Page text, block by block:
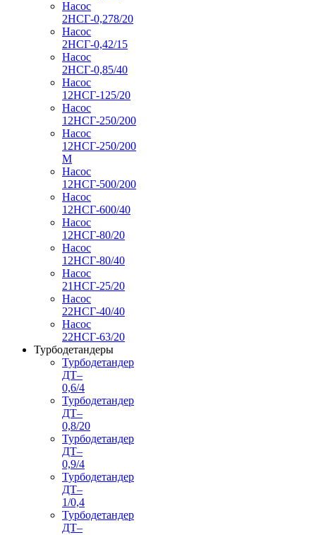
Насос
2НСГ-0,278/20
Насос
2НСГ-0,42/15
Насос
2НСГ-0,85/40
Насос
12НСГ-125/20
Насос
12НСГ-250/200
Насос
12НСГ-250/200
М
Насос
12НСГ-500/200
Насос
12НСГ-600/40
Насос
12НСГ-80/20
Насос
12НСГ-80/40
Насос
21НСГ-25/20
Насос
22НСГ-40/40
Насос
22НСГ-63/20
Турбодетандеры
Турбодетандер
ДТ–
0,6/4
Турбодетандер
ДТ–
0,8/20
Турбодетандер
ДТ–
0,9/4
Турбодетандер
ДТ–
1/0,4
Турбодетандер
ДТ–